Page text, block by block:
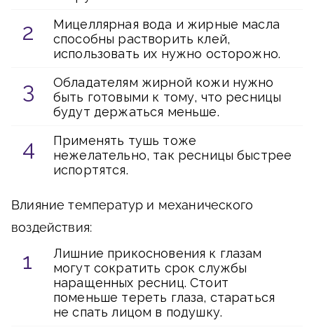
Мицеллярная вода и жирные масла
способны растворить клей,
использовать их нужно осторожно.
Обладателям жирной кожи нужно
быть готовыми к тому, что ресницы
будут держаться меньше.
Применять тушь тоже
нежелательно, так ресницы быстрее
испортятся.
Влияние температур и механического
воздействия:
Лишние прикосновения к глазам
могут сократить срок службы
наращенных ресниц. Стоит
поменьше тереть глаза, стараться
не спать лицом в подушку.